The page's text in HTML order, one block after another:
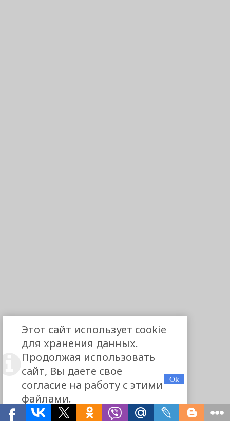
Этот сайт использует cookie
для хранения данных.
Продолжая использовать
сайт, Вы даете свое
согласие на работу с этими
файлами.